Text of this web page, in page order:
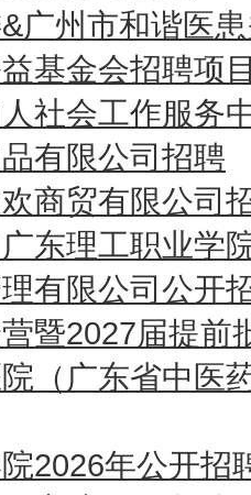
广州市和谐医
基金会招聘项
社会工作服务
有限公司招聘
商贸有限公司
东理工职业学
有限公司公开
暨2027届提前
（广东省中医
2026年公开招